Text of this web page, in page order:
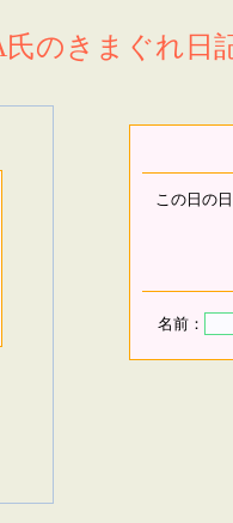
氏のきまぐれ日
この日の
名前：